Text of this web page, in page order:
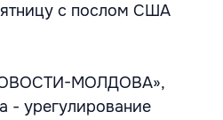
с послом США
МОЛДОВА»,
- урегулирование